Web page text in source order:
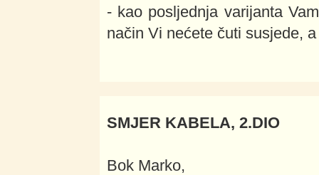
- kao posljednja varijanta
način Vi nećete čuti susjede,
SMJER KABELA, 2.DIO
Bok Marko,